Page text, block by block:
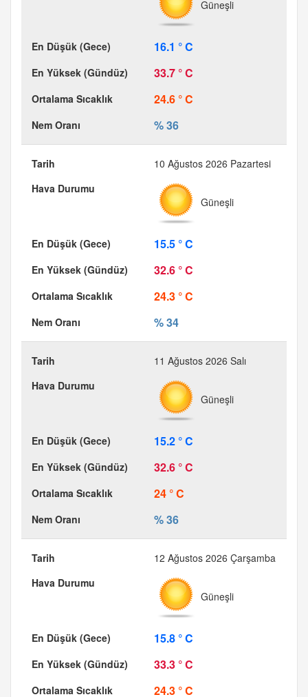
Güneşli
16.1 ° C
33.7 ° C
24.6 ° C
% 36
10 Ağustos 2026 Pazartesi
Güneşli
15.5 ° C
32.6 ° C
24.3 ° C
% 34
11 Ağustos 2026 Salı
Güneşli
15.2 ° C
32.6 ° C
24 ° C
% 36
12 Ağustos 2026 Çarşamba
Güneşli
15.8 ° C
33.3 ° C
24.3 ° C